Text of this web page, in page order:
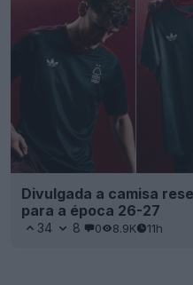
Divulgada a camisa
para a época 26-27
34 8 0 8.9K 11h